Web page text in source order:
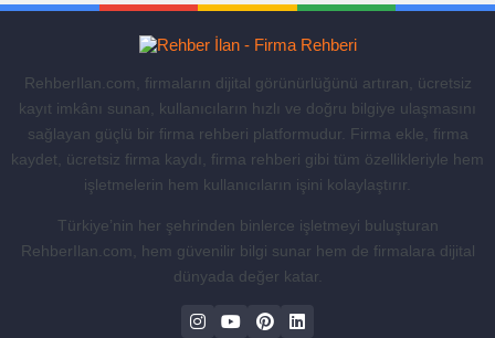
RehberIlan.com, firmaların dijital görünürlüğünü artıran, ücretsiz
kayıt imkânı sunan, kullanıcıların hızlı ve doğru bilgiye ulaşmasını
sağlayan güçlü bir firma rehberi platformudur. Firma ekle, firma
kaydet, ücretsiz firma kaydı, firma rehberi gibi tüm özellikleriyle hem
işletmelerin hem kullanıcıların işini kolaylaştırır.
Türkiye’nin her şehrinden binlerce işletmeyi buluşturan
RehberIlan.com, hem güvenilir bilgi sunar hem de firmalara dijital
dünyada değer katar.